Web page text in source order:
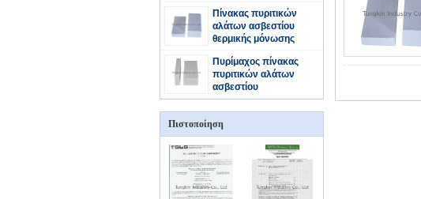
Πίνακας πυριτικών
αλάτων ασβεστίου
θερμικής μόνωσης
Πυρίμαχος πίνακας
πυριτικών αλάτων
ασβεστίου
Πιστοποίηση